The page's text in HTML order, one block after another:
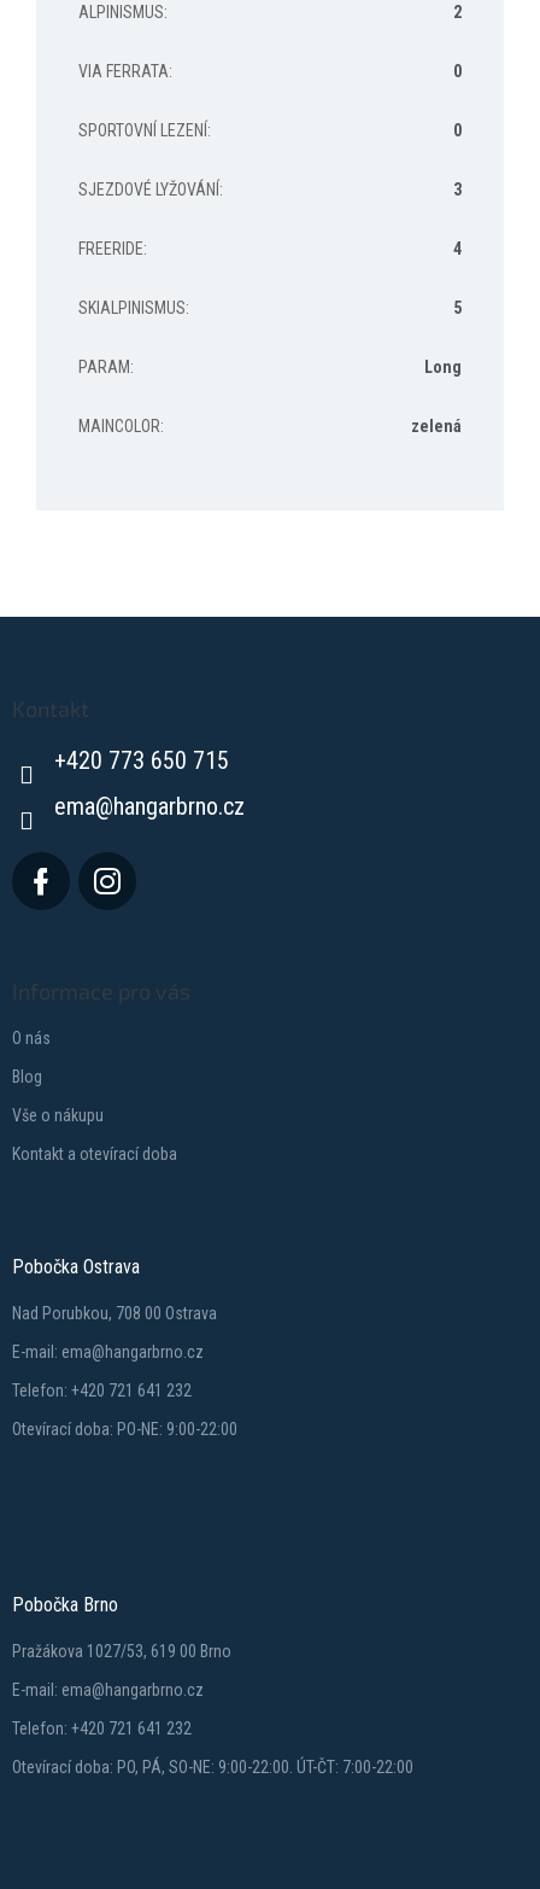
ALPINISMUS: 2
VIA FERRATA: 0
SPORTOVNÍ LEZENÍ : 0
SJEZDOVÉ LYŽOVÁNÍ : 3
FREERIDE: 4
SKIALPINISMUS: 5
PARAM: Long
MAINCOLOR: zelená
Kontakt
+420 773 650 715
ema@hangarbrno.cz
Informace pro vás
O nás
Blog
Vše o nákupu
Kontakt a otevírací doba
Pobočka Ostrava
Nad Porubkou, 708 00 Ostrava
E-mail: ema@hangarbrno.cz
Telefon: +420 721 641 232
Otevírací doba: PO-NE: 9:00-22:00
Pobočka Brno
Pražákova 1027/53, 619 00 Brno
E-mail: ema@hangarbrno.cz
Telefon: +420 721 641 232
Otevírací doba: PO, PÁ, SO-NE: 9:00-22:00. ÚT-ČT: 7:00-22:00